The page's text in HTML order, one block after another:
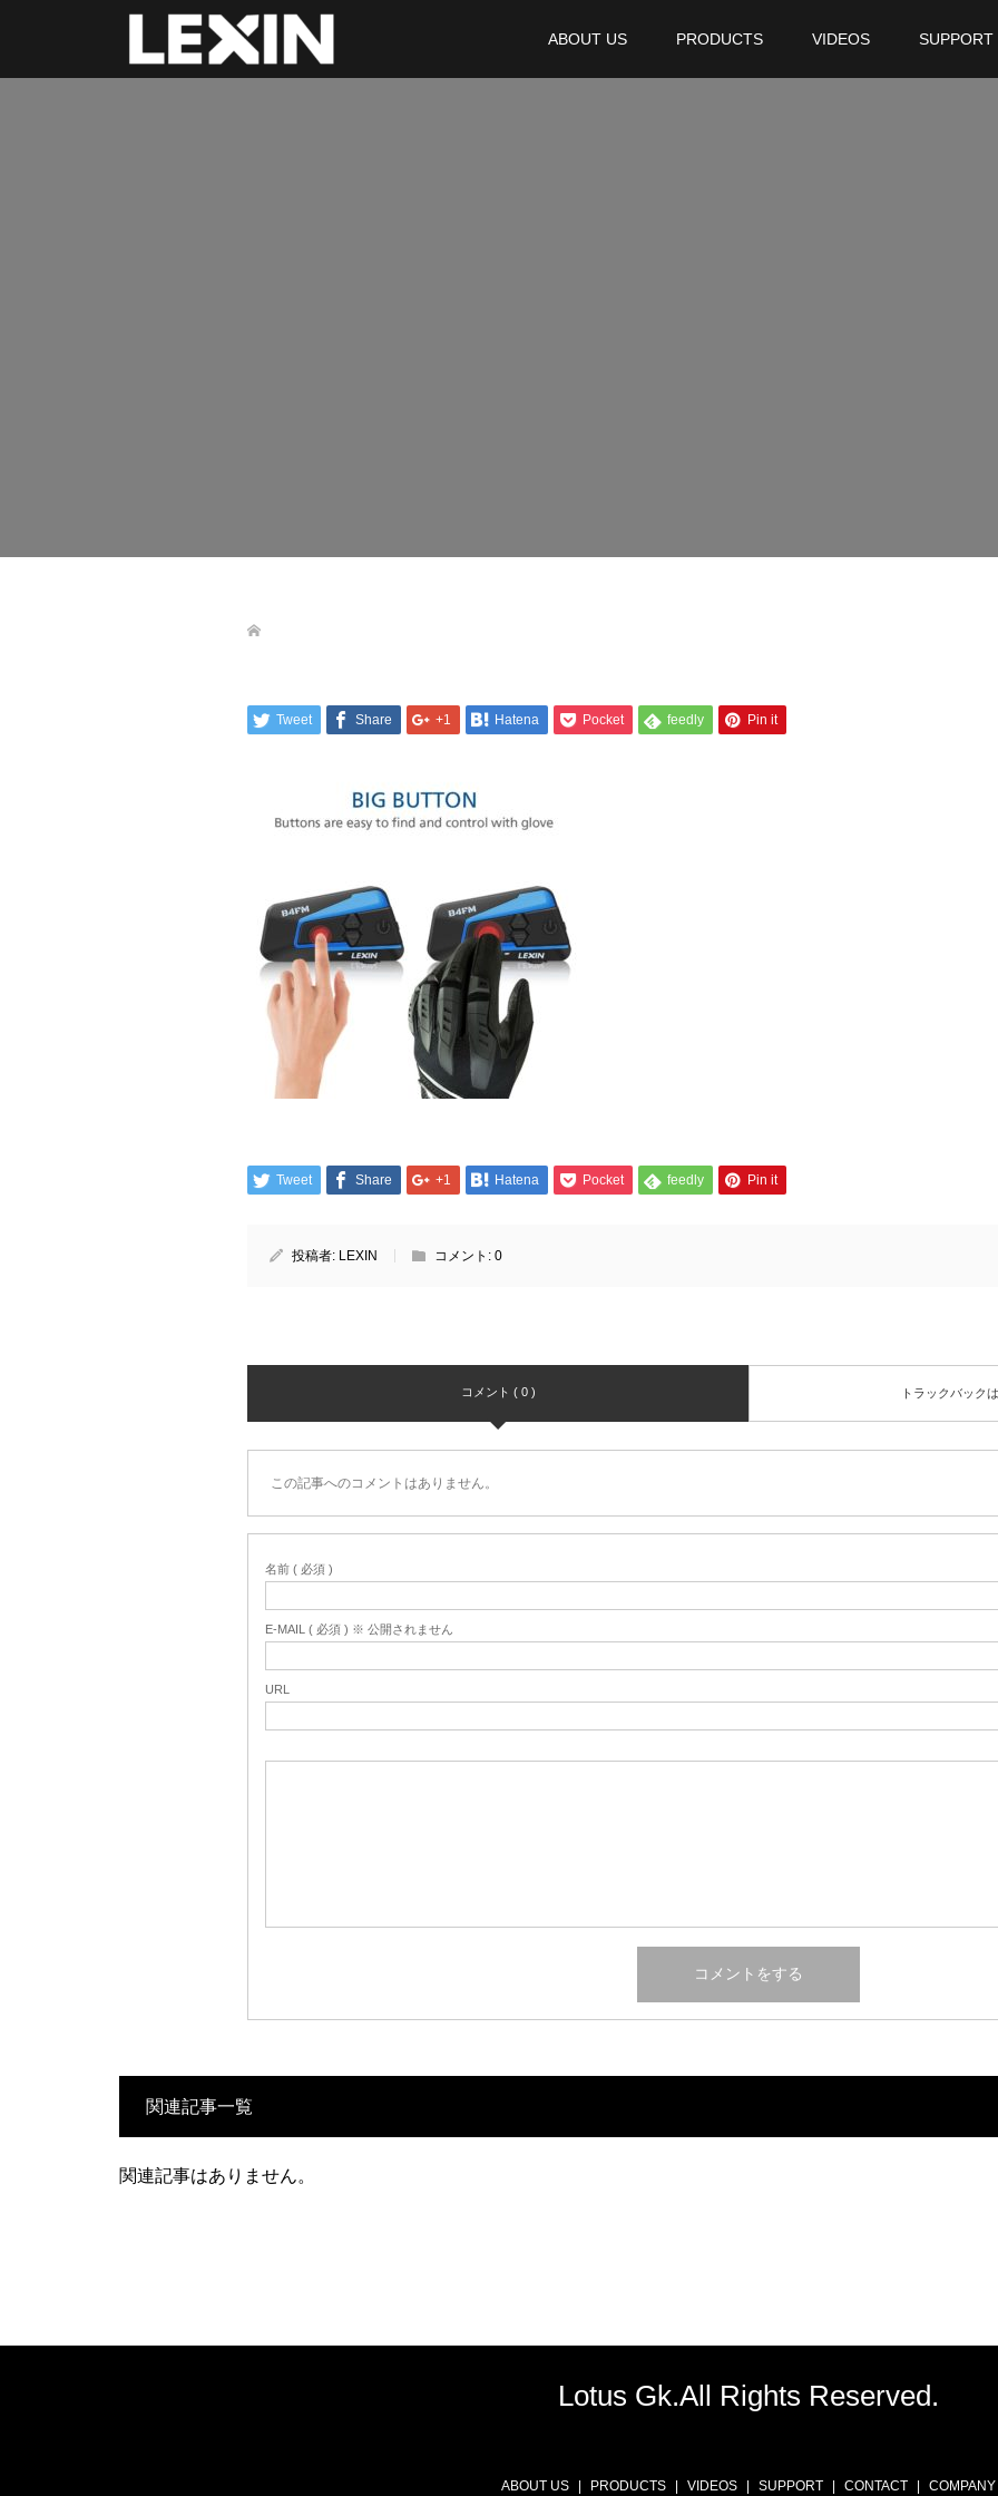
ABOUT US PRODUCTS VIDEOS SUPPORT
Tweet Share +1 Hatena Pocket feedly Pin it
Tweet Share +1 Hatena Pocket feedly Pin it
投稿者: LEXIN コメント: 0
コメント ( 0 ) トラックバック
この記事へのコメントはありません。
名前 ( 必須 )
E-MAIL ( 必須 ) ※ 公開されません
URL
関連記事一覧
関連記事はありません。
Lotus Gk.All Rights Reserved.
ABOUT US PRODUCTS VIDEOS SUPPORT CONTACT COMPANY